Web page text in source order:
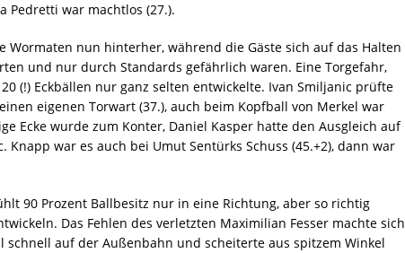
Pedretti war machtlos (27.).
Wormaten nun hinterher, während die Gäste sich auf das Halten
und nur durch Standards gefährlich waren. Eine Torgefahr,
(!) Eckbällen nur ganz selten entwickelte. Ivan Smiljanic prüfte
eigenen Torwart (37.), auch beim Kopfball von Merkel war
Ecke wurde zum Konter, Daniel Kasper hatte den Ausgleich auf
Knapp war es auch bei Umut Sentürks Schuss (45.+2), dann war
90 Prozent Ballbesitz nur in eine Richtung, aber so richtig
Das Fehlen des verletzten Maximilian Fesser machte sich
schnell auf der Außenbahn und scheiterte aus spitzem Winkel